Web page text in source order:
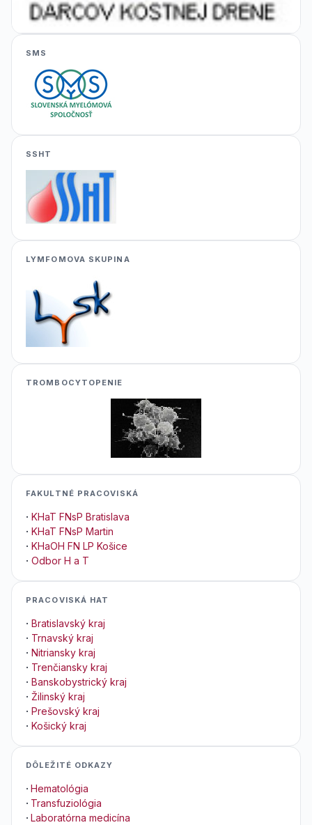
SMS
SSHT
LYMFOMOVA SKUPINA
TROMBOCYTOPENIE
FAKULTNÉ PRACOVISKÁ
· KHaT FNsP Bratislava
· KHaT FNsP Martin
· KHaOH FN LP Košice
· Odbor H a T
PRACOVISKÁ HAT
· Bratislavský kraj
· Trnavský kraj
· Nitriansky kraj
· Trenčiansky kraj
· Banskobystrický kraj
· Žilinský kraj
· Prešovský kraj
· Košický kraj
DÔLEŽITÉ ODKAZY
· Hematológia
· Transfuziológia
· Laboratórna medicína